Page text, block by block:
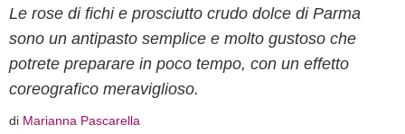
Le rose di fichi e prosciutto crudo dolce di Parma
sono un antipasto semplice e molto gustoso che
potrete preparare in poco tempo, con un effetto
coreografico meraviglioso.
di Marianna Pascarella